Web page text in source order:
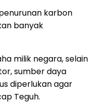
karbon
banyak
milik negara, selain
sumber daya
diperlukan agar
Teguh.